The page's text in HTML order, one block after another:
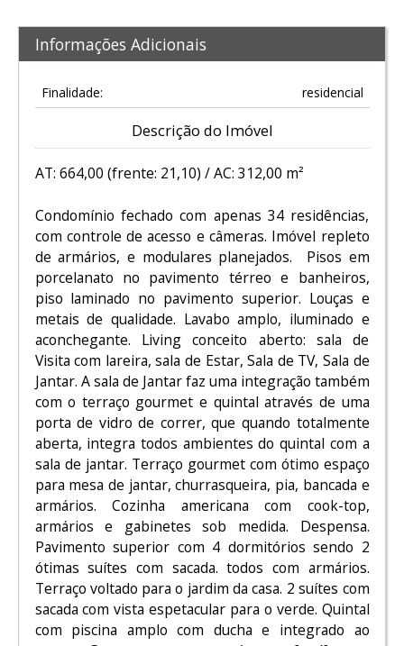
Informações Adicionais
Finalidade: residencial
Descrição do Imóvel
AT: 664,00 (frente: 21,10) / AC: 312,00 m²
Condomínio fechado com apenas 34 residências,
com controle de acesso e câmeras. Imóvel repleto
de armários, e modulares planejados. Pisos em
porcelanato no pavimento térreo e banheiros,
piso laminado no pavimento superior. Louças e
metais de qualidade. Lavabo amplo, iluminado e
aconchegante. Living conceito aberto: sala de
Visita com lareira, sala de Estar, Sala de TV, Sala de
Jantar. A sala de Jantar faz uma integração também
com o terraço gourmet e quintal através de uma
porta de vidro de correr, que quando totalmente
aberta, integra todos ambientes do quintal com a
sala de jantar. Terraço gourmet com ótimo espaço
para mesa de jantar, churrasqueira, pia, bancada e
armários. Cozinha americana com cook-top,
armários e gabinetes sob medida. Despensa.
Pavimento superior com 4 dormitórios sendo 2
ótimas suítes com sacada. todos com armários.
Terraço voltado para o jardim da casa. 2 suítes com
sacada com vista espetacular para o verde. Quintal
com piscina amplo com ducha e integrado ao